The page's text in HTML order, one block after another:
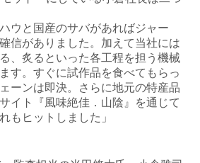
ウと国産のサバがあればジャー
信がありました。加えて当社には
、炙るといった各工程を担う機械
す。すぐに試作品を食べてもらっ
ーンは即決。さらに地元の特産品
イト『風味絶佳．山陰』を通じて
もヒットしました」